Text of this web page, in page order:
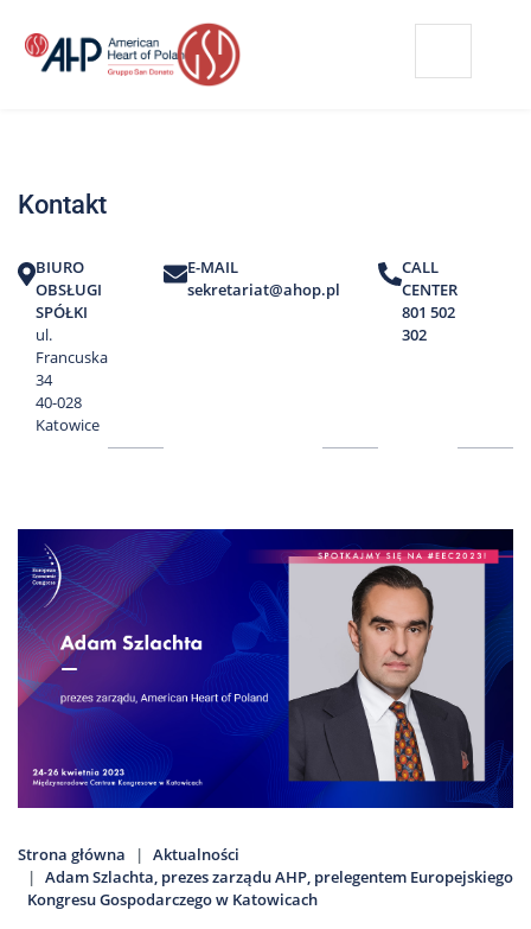
treści
Strefa
Edukacja
Pacjenta
O
nas
Marki
Nas
Kariera
Galeria
Kontakt
801
502
302
Kontakt
BIURO
OBSŁUGI
SPÓŁKI
ul.
Francuska
34
40-028
Katowice
E-MAIL
sekretariat@ahop.pl
CALL
CENTER
801 502
302
Strona główna
Aktualności
Adam Szlachta, prezes zarządu AHP, prelegentem Europejskiego
Kongresu Gospodarczego w Katowicach